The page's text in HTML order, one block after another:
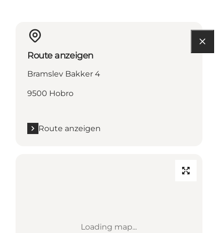
Route anzeigen
Bramslev Bakker 4
9500 Hobro
Route anzeigen
Loading map...